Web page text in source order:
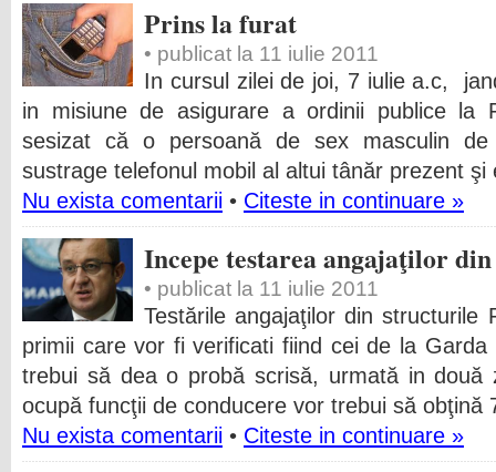
Prins la furat
• publicat la 11 iulie 2011
In cursul zilei de joi, 7 iulie a.c,
in misiune de asigurare a ordinii publice la
sesizat că o persoană de sex masculin
sustrage telefonul mobil al altui tânăr prezent
Nu exista comentarii • Citeste in continuare »
Incepe testarea angajaţilor
• publicat la 11 iulie 2011
Testările angajaţilor din structurile
primii care vor fi verificati fiind cei de la Garda
trebui să dea o probă scrisă, urmată in două
ocupă funcţii de conducere vor trebui să obţină
Nu exista comentarii • Citeste in continuare »